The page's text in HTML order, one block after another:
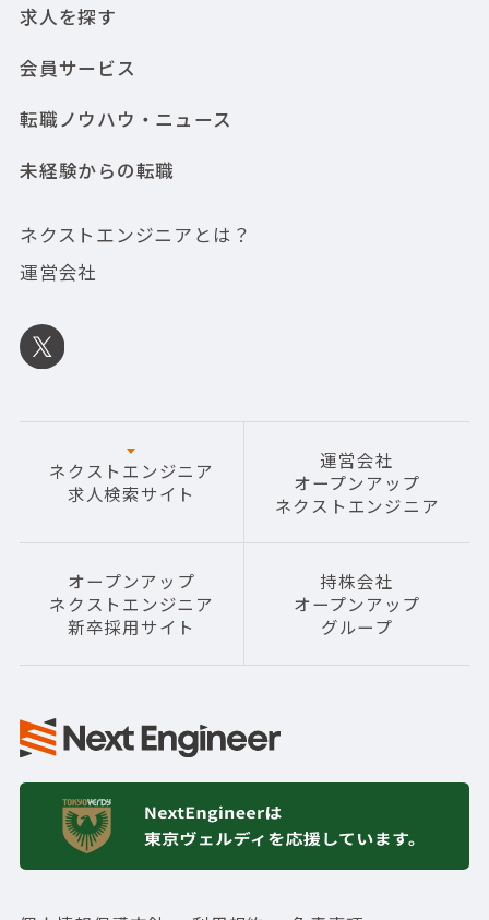
求人を探す
会員サービス
転職ノウハウ・ニュース
未経験からの転職
ネクストエンジニアとは？
運営会社
ネクストエンジニア
求人検索サイト
運営会社
オープンアップ
ネクストエンジニア
オープンアップ
ネクストエンジニア
新卒採用サイト
持株会社
オープンアップ
グループ